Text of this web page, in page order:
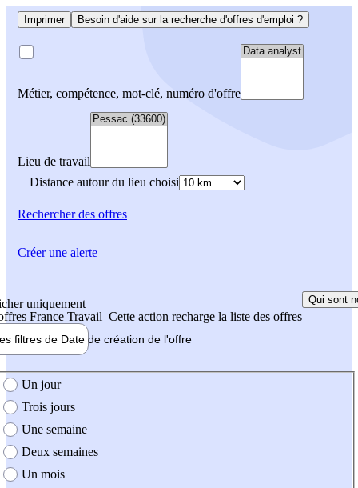
Imprimer Besoin d'aide sur la recherche d'offres d'emploi ?
Métier, compétence, mot-clé, numéro d'offre
Lieu de travail
Distance autour du lieu choisi
Rechercherdes offres
uniquement
France Travail Cette action recharge la liste des offres
Qui sont
filtres de Date de création de l'offre
création de l'offre
Un jour
Trois jours
Une semaine
Deux semaines
Un mois
Créer une alerte